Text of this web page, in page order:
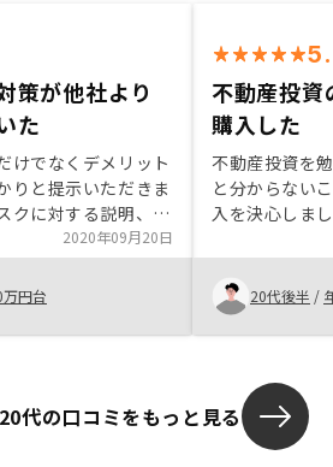
策が他社より
た
けでなくデメリット
りと提示いただきま
クに対する説明、対
ため契約しました。
2020年09月20日
円台
不動産投資
購入した
不動産投資を
と分からない
入を決心しま
く手続き出来
入後に初めて
つでも確認す
勉強するのに
しやすいなと
20代後半 /
20代の口コミをもっと見る